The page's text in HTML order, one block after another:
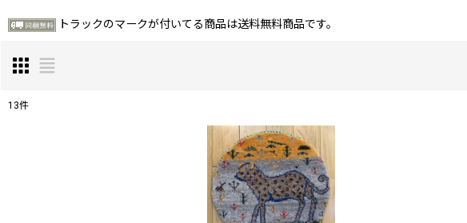
トラックのマークが付いてる商品は送料無料商品です。
13件